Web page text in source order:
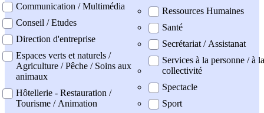
Communication / Multimédia
Conseil / Etudes
Direction d'entreprise
Espaces verts et naturels /
Agriculture / Pêche / Soins aux
animaux
Hôtellerie - Restauration /
Tourisme / Animation
Ressources Humaines
Santé
Secrétariat / Assistanat
Services à la personne / à la
collectivité
Spectacle
Sport